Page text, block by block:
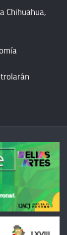
Chihuahua,